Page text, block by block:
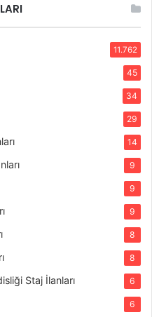
11.762
45
34
29
14
9
9
9
8
8
Staj İlanları 6
6